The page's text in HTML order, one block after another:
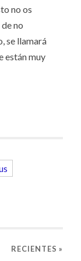
no os
no
se llamará
están muy
RECIENTES »